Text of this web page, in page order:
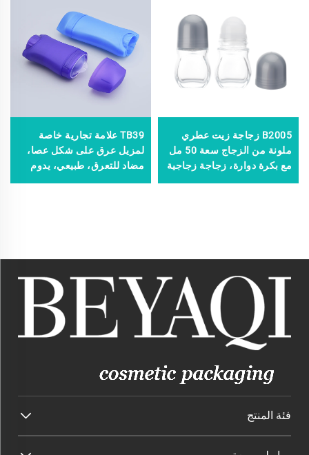
B2005 زجاجة زيت عطري
ملونة من الزجاج سعة 50 مل
مع بكرة دوارة، زجاجة زجاجية
قابلة للتخصيص للدهن بالكرة
TB39 علامة تجارية خاصة
لمزيل عرق على شكل عصا،
مضاد للتعرق، طبيعي، يدوم
24 ساعة، منعش، بنظام
فئة المنتج